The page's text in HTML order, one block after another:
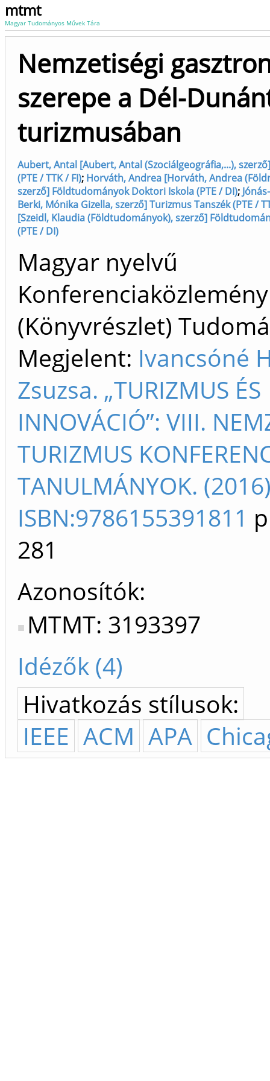
mtmt
Magyar Tudományos Művek Tára
Nemzetiségi
szerepe a Dél-
turizmusában
Aubert, Antal [Aubert, Antal (Szociálgeográfia,...),
(PTE / TTK / FI); Horváth, Andrea [Horváth, Andrea
szerző] Földtudományok Doktori Iskola (PTE / DI);
Berki, Mónika Gizella, szerző] Turizmus Tanszék (PTE /
[Szeidl, Klaudia (Földtudományok), szerző]
(PTE / DI)
Magyar nyelvű
Konferenciaközlemény
(Könyvrészlet)
Megjelent: Ivancsóné
Zsuzsa. „TURIZMUS ÉS
INNOVÁCIÓ”: VIII.
TURIZMUS
TANULMÁNYOK.
ISBN:9786155391811
281
Azonosítók
MTMT: 3193397
Idézők (4)
Hivatkozás stílusok:
IEEE ACM APA